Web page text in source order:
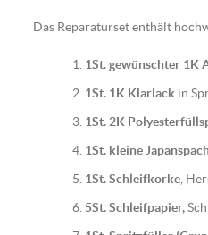
Das Reparaturset enthält
1St. gewünschter 1K
1St. 1K Klarlack in
1St. 2K
1St. kleine
1St. Schleifkorke ,
5St. Schleifpapier,